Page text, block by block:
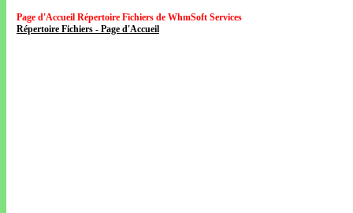
Page d'Accueil Répertoire Fichiers de WhmSoft Services
Répertoire Fichiers - Page d'Accueil